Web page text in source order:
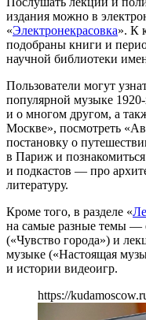
издания можно в
«Электронекрасовка». К
подобраны книги и
научной библиотеки
Пользователи могут
популярной музыке
и о многом другом, а
Москве», посмотреть
постановку о
в Париж и
и подкастов — про
литературу.
Кроме того, в разделе «
на самые разные темы —
(«Чувство города») и
музыке («Настоящая
и истории видеоигр.
https://